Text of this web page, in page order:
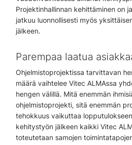
Projektinhallinnan kehittäminen on
jatkuu luonnollisesti myös
jälkeen.
Parempaa laatua
Ohjelmistoprojektissa tarvittavan
määrä vaihtelee Vitec ALMAssa
hengen välillä. Mitä enemmän
ohjelmistoprojekti, sitä enemmän
tehokkuus vaikuttaa
kehitystyön jälkeen kaikki Vitec
toteutetaan samojen